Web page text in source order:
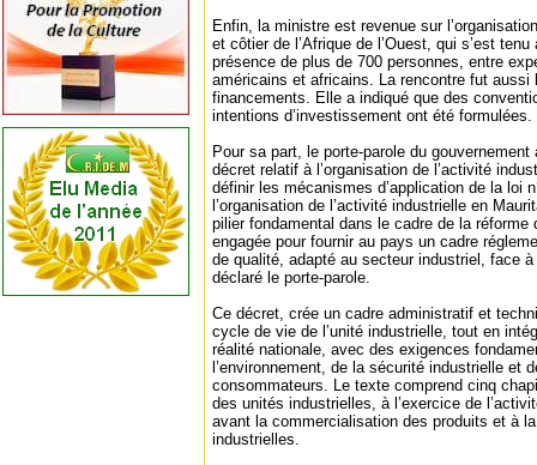
Enfin, la ministre est revenue sur
et côtier de l’Afrique de l’Ouest, qui s’est
présence de plus de 700 personnes, entre
américains et africains. La rencontre fut aussi
financements. Elle a indiqué que des
intentions d’investissement ont été formulées.
Pour sa part, le porte-parole du
décret relatif à l’organisation de l’activité
définir les mécanismes d’application de la loi
l’organisation de l’activité industrielle en
pilier fondamental dans le cadre de la réforme
engagée pour fournir au pays un cadre
de qualité, adapté au secteur industriel, face
déclaré le porte-parole.
Ce décret, crée un cadre administratif et
cycle de vie de l’unité industrielle, tout en
réalité nationale, avec des exigences
l’environnement, de la sécurité industrielle et
consommateurs. Le texte comprend cinq
des unités industrielles, à l’exercice de
avant la commercialisation des produits et à
industrielles.